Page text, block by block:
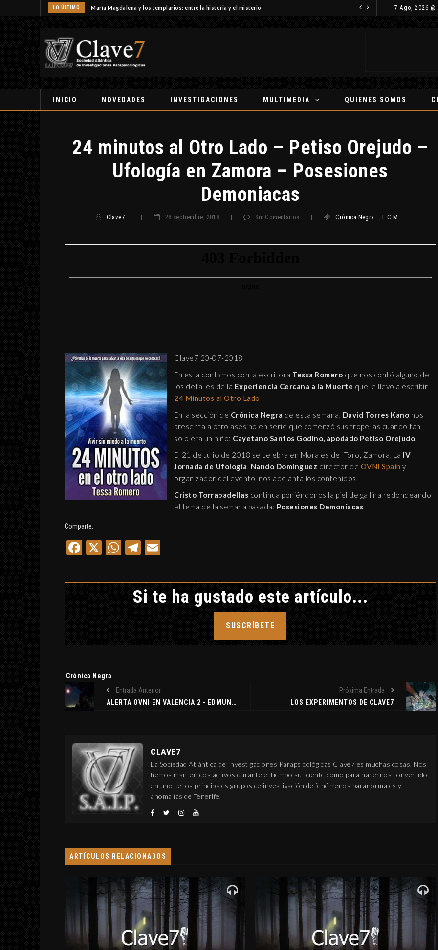
LO ÚLTIMO María Magdalena y los templarios: entre la historia y el misterio 7 Ago, 2026 @
INICIO NOVEDADES INVESTIGACIONES MULTIMEDIA QUIENES SOMOS
24 minutos al Otro Lado – Petiso Orejudo –
Ufología en Zamora – Posesiones
Demoniacas
Clave7 | 28 septiembre, 2018 | Sin Comentarios | Crónica Negra ,E.C.M.
Clave7 20-07-2018
En esta contamos con la escritora Tessa Romero que nos contó alguno de
los detalles de la Experiencia Cercana a la Muerte que le llevó a escribir
24 Minutos al Otro Lado
En la sección de Crónica Negra de esta semana, David Torres Kano nos
presenta a otro asesino en serie que comenzó sus tropelías cuando tan
solo era un niño: Cayetano Santos Godino, apodado Petiso Orejudo.
El 21 de Julio de 2018 se celebra en Morales del Toro, Zamora, La IV
Jornada de Ufología. Nando Domínguez director de OVNI Spain y
organizador del evento, nos adelanta los contenidos.
Cristo Torrabadellas continua poniéndonos la piel de gallina redondeando
el tema de la semana pasada: Posesiones Demoníacas.
Comparte:
Facebook
X WhatsApp
Telegram
Si te ha gustado este artículo...
SUSCRÍBETE
Etiquetas:
Crónica Negra
Entrada Anterior
ALERTA OVNI EN VALENCIA 2 - EDMUND KEMPER - POSESIONES DEMONÍACAS - LA ENERGÍA DEL ABRAZO
Próxima Entrada
LOS EXPERIMENTOS DE CLAVE7
CLAVE7
La Sociedad Atlántica de Investigaciones Parapsicológicas Clave7 es muchas cosas. Nos
hemos mantenidos activos durante el tiempo suficiente como para habernos convertido
en uno de los principales grupos de investigación de fenómenos paranormales y
anomalías de Tenerife.
ARTÍCULOS RELACIONADOS
INTERPRETACIÓN DE
ABRAXAS SEGÚN
BLAVATSKY Y JUNG
MUNDO APÓCRIFO
8 septiembre, 2019
KLARA MAUEROVA: LA
CANÍBAL DE KUŘIM
12 febrero, 2019